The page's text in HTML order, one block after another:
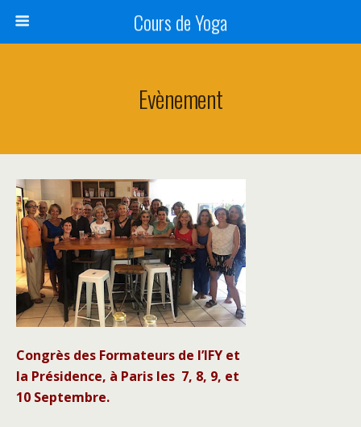
Cours de Yoga
Evènement
Congrès des Formateurs de l’IFY et
la Présidence, à Paris les 7, 8, 9, et
10 Septembre.